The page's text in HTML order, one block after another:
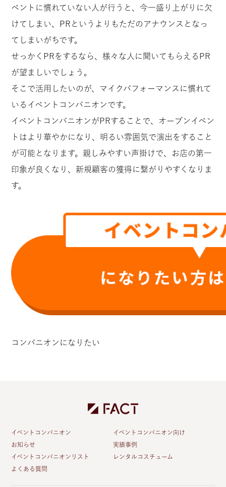
ベントに慣れていない人が行うと、今一盛り上がりに欠
けてしまい、PRというよりもただのアナウンスとなっ
てしまいがちです。
せっかくPRをするなら、様々な人に聞いてもらえるPR
が望ましいでしょう。
そこで活用したいのが、マイクパフォーマンスに慣れて
いるイベントコンパニオンです。
イベントコンパニオンがPRすることで、オープンイベン
トはより華やかになり、明るい雰囲気で演出をすること
が可能となります。親しみやすい声掛けで、お店の第一
印象が良くなり、新規顧客の獲得に繋がりやすくなりま
す。
コンパニオンになりたい
イベントコンパニオン
イベントコンパニオン向け
お知らせ
実績事例
イベントコンパニオンリスト
レンタルコスチューム
よくある質問